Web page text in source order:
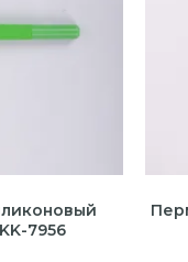
7956